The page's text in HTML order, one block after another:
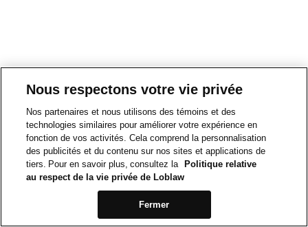
Nous respectons votre vie privée
Nos partenaires et nous utilisons des témoins et des
technologies similaires pour améliorer votre expérience en
fonction de vos activités. Cela comprend la personnalisation
des publicités et du contenu sur nos sites et applications de
tiers. Pour en savoir plus, consultez la
Politique relative
au respect de la vie privée de Loblaw
Fermer